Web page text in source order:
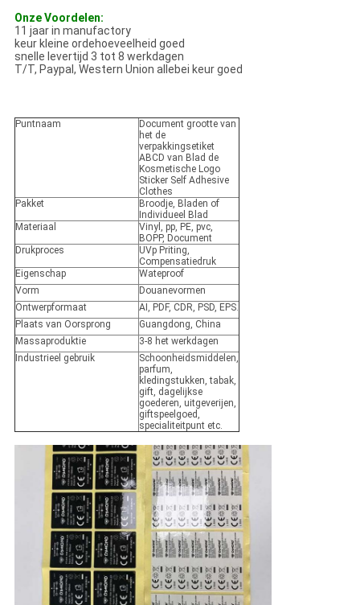
Onze Voordelen:
11 jaar in manufactory
keur kleine ordehoeveelheid goed
snelle levertijd 3 tot 8 werkdagen
T/T, Paypal, Western Union allebei keur goed
Puntnaam
Document grootte van
het de
verpakkingsetiket
ABCD van Blad de
Kosmetische Logo
Sticker Self Adhesive
Clothes
Pakket
Broodje, Bladen of
Individueel Blad
Materiaal
Vinyl, pp, PE, pvc,
BOPP, Document
Drukproces
UVp Priting,
Compensatiedruk
Eigenschap
Wateproof
Vorm
Douanevormen
Ontwerpformaat
AI, PDF, CDR, PSD, EPS.
Plaats van Oorsprong
Guangdong, China
Massaproduktie
3-8 het werkdagen
Industrieel gebruik
Schoonheidsmiddelen,
parfum,
kledingstukken, tabak,
gift, dagelijkse
goederen, uitgeverijen,
giftspeelgoed,
specialiteitpunt etc.